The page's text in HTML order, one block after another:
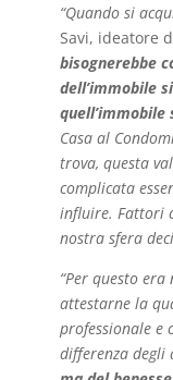
“Quando si
Savi, ideatore
bisognerebbe
dell’immobile
quell’immobile
Casa al
trova, questa
complicata
influire. Fattori
nostra sfera
“Per questo
attestarne la
professionale e
differenza degli